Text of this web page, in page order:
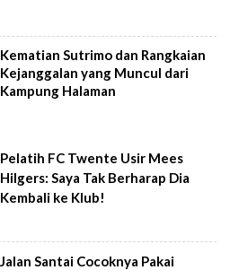
Kematian Sutrimo dan Rangkaian
Kejanggalan yang Muncul dari
Kampung Halaman
Pelatih FC Twente Usir Mees
Hilgers: Saya Tak Berharap Dia
Kembali ke Klub!
Jalan Santai Cocoknya Pakai